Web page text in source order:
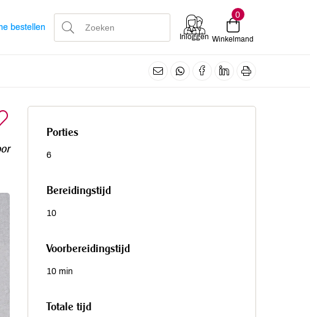
bestellen
Inloggen
0
Winkelmand
Porties
6
Bereidingstijd
10
Voorbereidingstijd
10 min
Totale tijd